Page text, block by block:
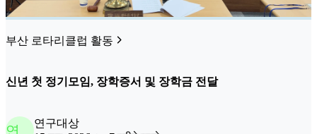
부산 로타리클럽 활동
신년 첫 정기모임, 장학증서 및 장학금 전달
연
연구대상